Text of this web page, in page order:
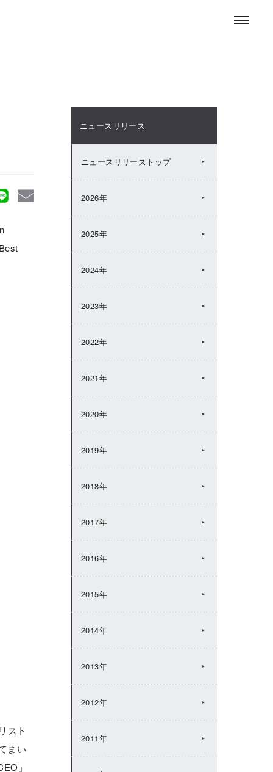
スト
まい
」
ニュースリリース
ニュースリリーストップ
2026年
2025年
2024年
2023年
2022年
2021年
2020年
2019年
2018年
2017年
2016年
2015年
2014年
2013年
2012年
2011年